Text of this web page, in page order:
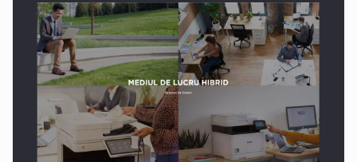
SYCLEF isi consolideaza prezenta in Romania printr-o a
doua…